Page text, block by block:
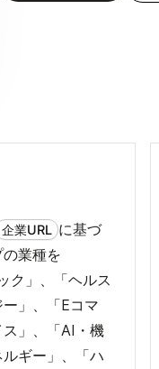
企業URL に基づ
業種を
ク」、「ヘルス
」、「Eコマ
」、「AI・機
ギー」、「ハ